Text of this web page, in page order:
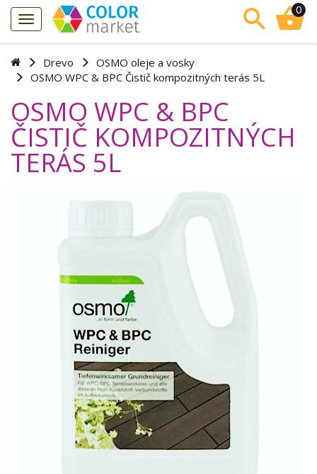
0
Drevo
OSMO oleje a vosky
OSMO WPC & BPC Čistič kompozitných terás 5L
OSMO WPC & BPC
ČISTIČ KOMPOZITNÝCH
TERÁS 5L